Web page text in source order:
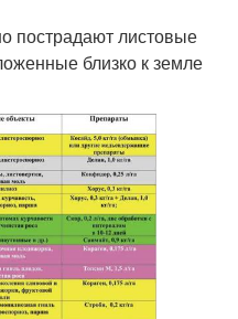
пострадают листовые
близко к земле